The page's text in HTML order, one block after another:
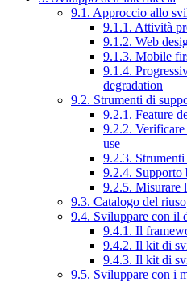
9.1. Approccio allo
9.1.1. Attività
9.1.2. Web
9.1.3. Mobile
9.1.4.
degradation
9.2. Strumenti di
9.2.1. Feature
9.2.2.
use
9.2.3. Strumenti
9.2.4. Supporto
9.2.5. Misurare
9.3. Catalogo del riuso
9.4. Sviluppare con il
9.4.1. Il
9.4.2. Il kit di
9.4.3. Il kit di
9.5. Sviluppare con i